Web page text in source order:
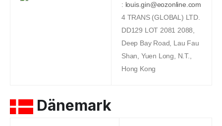
: louis.gin@eozonline.com
4 TRANS (GLOBAL) LTD.
DD129 LOT 2081 2088,
Deep Bay Road, Lau Fau
Shan, Yuen Long, N.T.,
Hong Kong
Dänemark